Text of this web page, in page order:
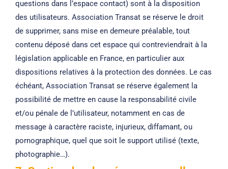
questions dans l’espace contact) sont à la disposition
des utilisateurs. Association Transat se réserve le droit
de supprimer, sans mise en demeure préalable, tout
contenu déposé dans cet espace qui contreviendrait à la
législation applicable en France, en particulier aux
dispositions relatives à la protection des données. Le cas
échéant, Association Transat se réserve également la
possibilité de mettre en cause la responsabilité civile
et/ou pénale de l’utilisateur, notamment en cas de
message à caractère raciste, injurieux, diffamant, ou
pornographique, quel que soit le support utilisé (texte,
photographie…).